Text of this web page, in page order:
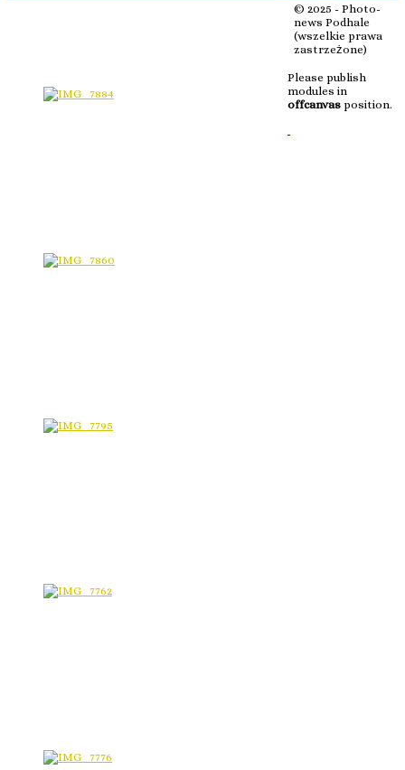
© 2025 - Photo-
news Podhale
(wszelkie prawa
zastrzeżone)
Please publish
modules in
offcanvas position.